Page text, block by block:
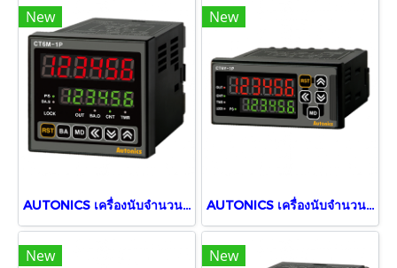
New
AUTONICS เครื่องนับจำนวนและตั้งเวลาดิจิตอล CT6M-1P2
New
AUTONICS เครื่องนับจำนวนและตั้งเวลาดิจิตอล CT6Y-1P4
New New